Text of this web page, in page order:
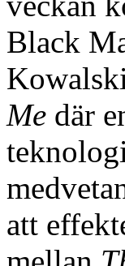
Black
Me där
att